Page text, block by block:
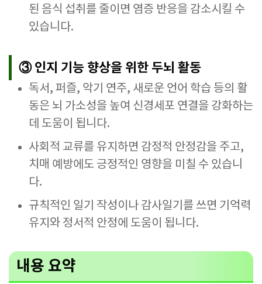
된 음식 섭취를 줄이면 염증 반응을 감소시킬 수
있습니다.
③ 인지 기능 향상을 위한 두뇌 활동
독서, 퍼즐, 악기 연주, 새로운 언어 학습 등의 활
동은 뇌 가소성을 높여 신경세포 연결을 강화하는
데 도움이 됩니다.
사회적 교류를 유지하면 감정적 안정감을 주고,
치매 예방에도 긍정적인 영향을 미칠 수 있습니
다.
규칙적인 일기 작성이나 감사일기를 쓰면 기억력
유지와 정서적 안정에 도움이 됩니다.
내용 요약